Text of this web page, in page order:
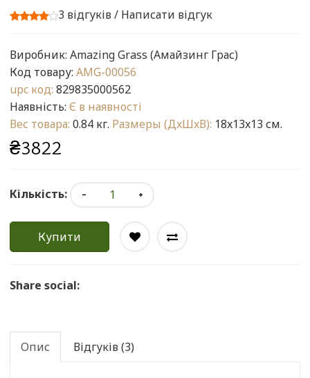
3 відгуків/ Написати відгук
Виробник: Amazing Grass (Амайзинг Грас)
Код товару: AMG-00056
upc код: 829835000562
Наявність: Є в наявності
Вес товара: 0.84 кг. Размеры (ДxШxВ): 18x13x13 см.
₴3822
Кількість:
Купити
Share social:
Опис Відгуків (3)